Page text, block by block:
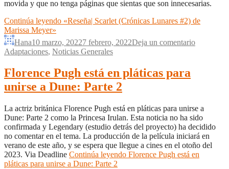
movida y que no tenga páginas que sientas que son innecesarias.
Continúa leyendo «Reseña| Scarlet (Crónicas Lunares #2) de
Marissa Meyer»
Hana10 marzo, 20227 febrero, 2022Deja un comentario
Adaptaciones, Noticias Generales
Florence Pugh está en pláticas para
unirse a Dune: Parte 2
La actriz británica Florence Pugh está en pláticas para unirse a
Dune: Parte 2 como la Princesa Irulan. Esta noticia no ha sido
confirmada y Legendary (estudio detrás del proyecto) ha decidido
no comentar en el tema. La producción de la película iniciará en
verano de este año, y se espera que llegue a cines en el otoño del
2023. Via Deadline Continúa leyendo Florence Pugh está en
pláticas para unirse a Dune: Parte 2